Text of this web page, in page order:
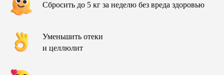
Сбросить до 5 кг за неделю без вреда здоровью
Уменьшить отеки
и целлюлит